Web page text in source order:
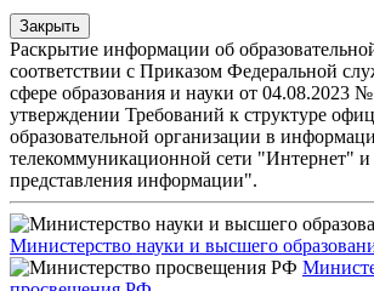
Закрыть
Раскрытие информации об
соответствии с Приказом Федеральной
сфере образования и науки от 04.08.2023
утверждении Требований к структуре
образовательной организации в
телекоммуникационной сети "Интернет"
представления информации".
Министерство науки и высшего